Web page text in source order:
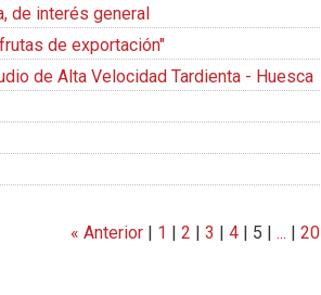
de interés general
de exportación"
de Alta Velocidad Tardienta - Huesca
« Anterior | 1 | 2 | 3 | 4 | 5 | ... | 20